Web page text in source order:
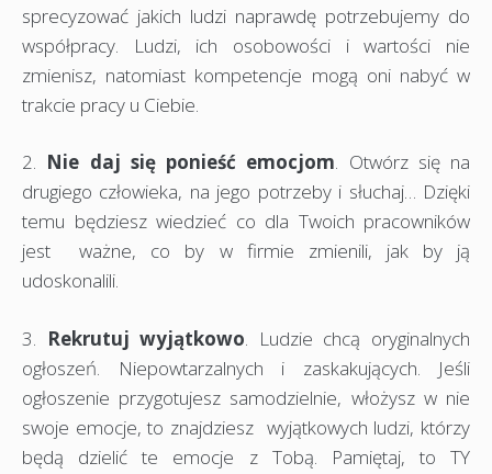
sprecyzować jakich ludzi naprawdę potrzebujemy do
współpracy. Ludzi, ich osobowości i wartości nie
zmienisz, natomiast kompetencje mogą oni nabyć w
trakcie pracy u Ciebie.
2. Nie daj się ponieść emocjom. Otwórz się na
drugiego człowieka, na jego potrzeby i słuchaj… Dzięki
temu będziesz wiedzieć co dla Twoich pracowników
jest ważne, co by w firmie zmienili, jak by ją
udoskonalili.
3. Rekrutuj wyjątkowo. Ludzie chcą oryginalnych
ogłoszeń. Niepowtarzalnych i zaskakujących. Jeśli
ogłoszenie przygotujesz samodzielnie, włożysz w nie
swoje emocje, to znajdziesz wyjątkowych ludzi, którzy
będą dzielić te emocje z Tobą. Pamiętaj, to TY